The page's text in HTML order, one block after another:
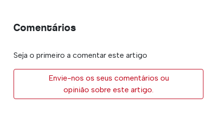
Comentários
Seja o primeiro a comentar este artigo
Envie-nos os seus comentários ou
opinião sobre este artigo.